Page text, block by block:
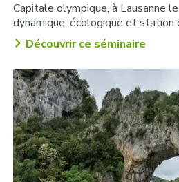
Capitale olympique, à Lausanne
dynamique, écologique et station
Découvrir ce séminaire